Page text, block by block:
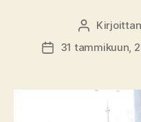
Kirjoittaja
31 tammikuun,